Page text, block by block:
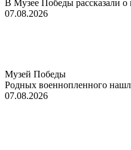
В Музее Победы рассказали о
07.08.2026
Музей Победы
Родных военнопленного
07.08.2026